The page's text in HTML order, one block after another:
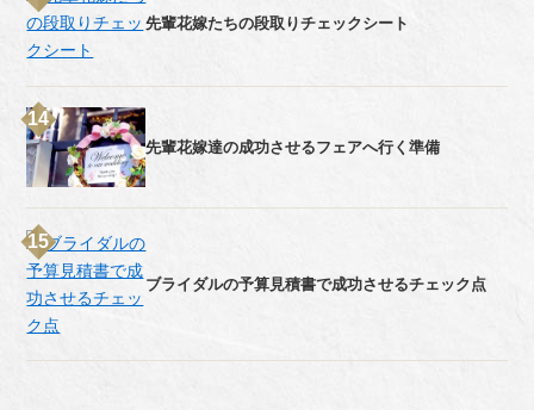
先輩花嫁たちの段取りチェックシート
先輩花嫁達の成功させるフェアへ行く準備
ブライダルの予算見積書で成功させるチェック点